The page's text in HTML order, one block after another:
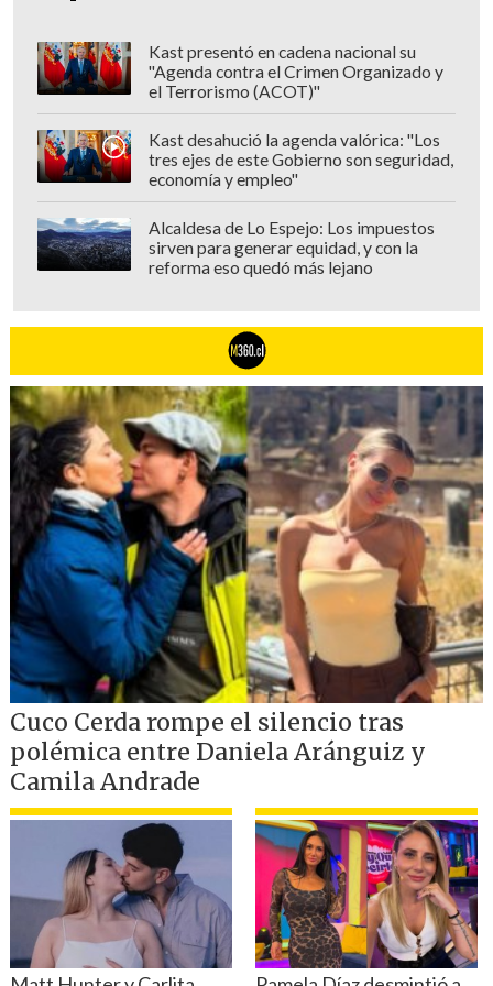
Eduardo Cáceres del Club de Viña del Mar
por la composición "Xekayanwun
mawida mew".
Rafael Díaz del Teatro de la Universidad
de Chile por la composición "La otra
orilla".
Aliocha Solovera del Centro de Extensión
Balada
Jaime Atria por el tema "Y si un día tú
regresas" del disco "En el nombre del
padre y del hijo.
María Cristina Gálvez por disco
"Evocaciones".
Myriam Hernández por el disco
"Huellas".
Gloria Simonetti por el disco "Con todo
lo que tengo".
Música Alternativa – Jazz
Claudia Acuña por el disco "Luna".
Jorge Campos por "La ausencia de lo
Kast presentó en cadena nacional su
"Agenda contra el Crimen Organizado y
el Terrorismo (ACOT)"
Kast desahució la agenda valórica: "Los
tres ejes de este Gobierno son seguridad,
economía y empleo"
Alcaldesa de Lo Espejo: Los impuestos
sirven para generar equidad, y con la
reforma eso quedó más lejano